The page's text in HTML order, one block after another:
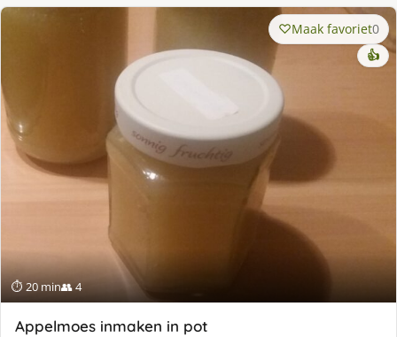
⏱ 20 min👥 4
Maak favoriet0
👍
Appelmoes inmaken in pot